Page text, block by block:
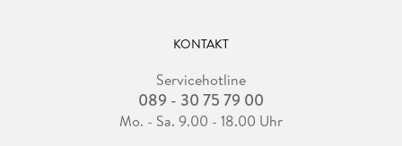
KONTAKT
Servicehotline
089 - 30 75 79 00
Mo. - Sa. 9.00 - 18.00 Uhr